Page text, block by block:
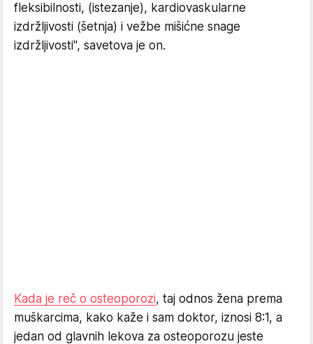
fleksibilnosti, (istezanje), kardiovaskularne
izdržljivosti (šetnja) i vežbe mišićne snage
izdržljivosti", savetova je on.
Kada je reč o osteoporozi, taj odnos žena prema
muškarcima, kako kaže i sam doktor, iznosi 8:1, a
jedan od glavnih lekova za osteoporozu jeste